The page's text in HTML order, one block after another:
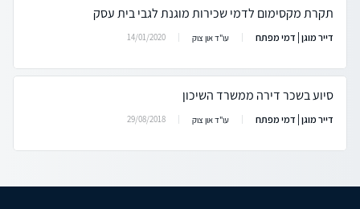
תקרת מקסימום לדמי שכירות מוגנת לגבי בית עסק
דייר מוגן | דמי מפתח עו"ד און צוק 14/01/2020
סיוע בשכר דירה ממשרד השיכון
דייר מוגן | דמי מפתח עו"ד און צוק 29/08/2018